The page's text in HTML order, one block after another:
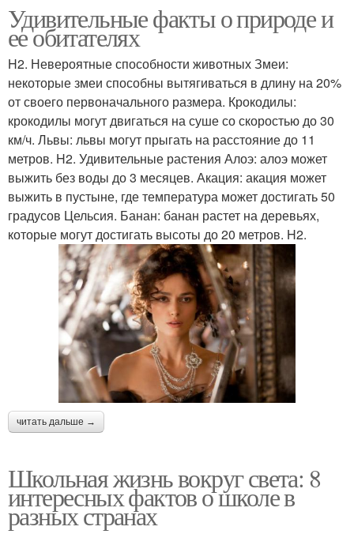
Удивительные факты о природе и
ее обитателях
H2. Невероятные способности животных Змеи:
некоторые змеи способны вытягиваться в длину на 20%
от своего первоначального размера. Крокодилы:
крокодилы могут двигаться на суше со скоростью до 30
км/ч. Львы: львы могут прыгать на расстояние до 11
метров. H2. Удивительные растения Алоэ: алоэ может
выжить без воды до 3 месяцев. Акация: акация может
выжить в пустыне, где температура может достигать 50
градусов Цельсия. Банан: банан растет на деревьях,
которые могут достигать высоты до 20 метров. H2.
читать дальше →
Школьная жизнь вокруг света: 8
интересных фактов о школе в
разных странах